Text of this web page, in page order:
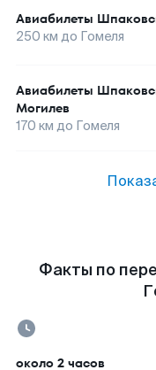
Авиабилеты
250 км до Гомеля
Авиабилеты
Могилев
170 км до Гомеля
Факты по
около 2 часов